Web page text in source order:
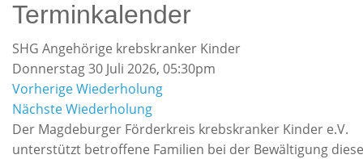
Terminkalender
SHG Angehörige krebskranker Kinder
Donnerstag 30 Juli 2026, 05:30pm
Vorherige Wiederholung
Nächste Wiederholung
Der Magdeburger Förderkreis krebskranker Kinder e.V.
unterstützt betroffene Familien bei der Bewältigung